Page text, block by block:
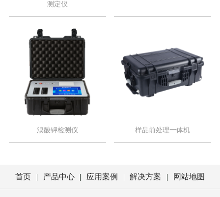
测定仪
溴酸钾检测仪 样品前处理一体机
首页 产品中心 应用案例 解决方案 网站地图